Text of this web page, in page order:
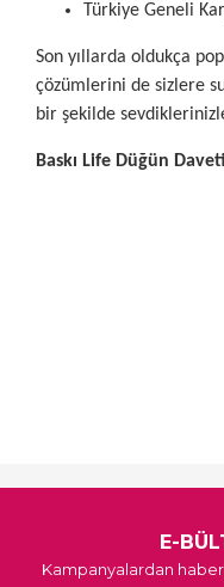
Türkiye Geneli
Son yıllarda oldukça
çözümlerini de sizlere
bir şekilde
Baskı Life Düğün
E-
Kampanyalardan